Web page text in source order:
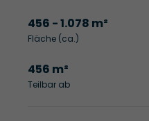
456 - 1.078 m²
Fläche (ca.)
456 m²
Teilbar ab